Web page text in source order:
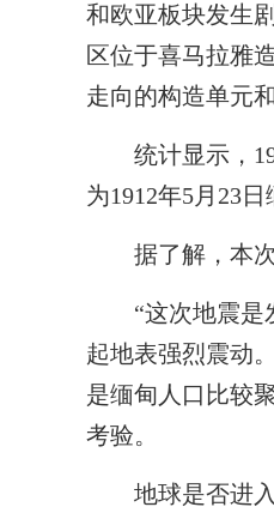
和欧亚板块发生
区位于喜马拉雅
走向的构造单元
统计显示，
为1912年5月23日
据了解，本次
“这次地震是发
起地表强烈震动
是缅甸人口比较
考验。
地球是否进